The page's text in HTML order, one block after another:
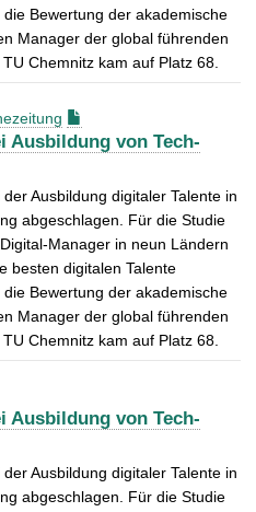
Bewertung der akademische
Manager der global führenden
Chemnitz kam auf Platz 68.
Ausbildung von Tech-
Ausbildung digitaler Talente in
abgeschlagen. Für die Studie
Manager in neun Ländern
besten digitalen Talente
Bewertung der akademische
Manager der global führenden
Chemnitz kam auf Platz 68.
Ausbildung von Tech-
Ausbildung digitaler Talente in
abgeschlagen. Für die Studie